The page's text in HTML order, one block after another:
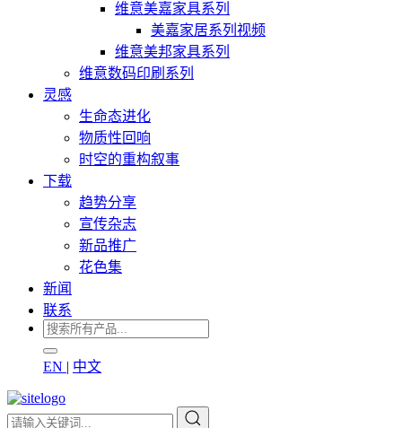
维意美嘉家具系列
美嘉家居系列视频
维意美邦家具系列
维意数码印刷系列
灵感
生命态进化
物质性回响
时空的重构叙事
下载
趋势分享
宣传杂志
新品推广
花色集
新闻
联系
EN | 中文